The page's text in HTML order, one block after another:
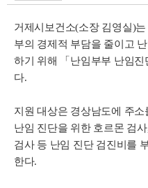
거제시보건소(소장 김영실)
부의 경제적 부담을 줄이고
하기 위해 「난임부부 난임
다.
지원 대상은 경상남도에 주
난임 진단을 위한 호르몬 검
검사 등 난임 진단 검진비를
한다.